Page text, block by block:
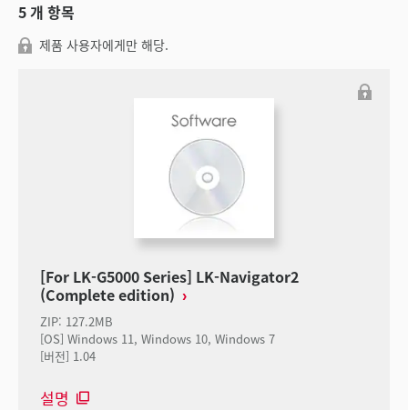
5개 항목
제품 사용자에게만 해당.
[For LK-G5000 Series] LK-Navigator2
(Complete edition)
ZIP: 127.2MB
[OS] Windows 11, Windows 10, Windows 7
[버전] 1.04
설명